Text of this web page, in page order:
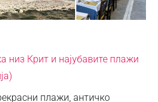
низ Крит и најубавите плажи
плажи, античко